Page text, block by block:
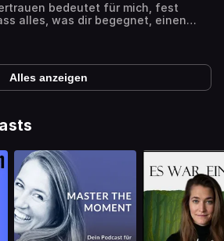
bedeutet für mich, fest
alles, was dir begegnet, einen
Urvertrauen schlummert in jedem
kannst es wieder erwecken. Positive
Die Affirmationen dieser
für dein Urvertrauen. […]
Alles anzeigen